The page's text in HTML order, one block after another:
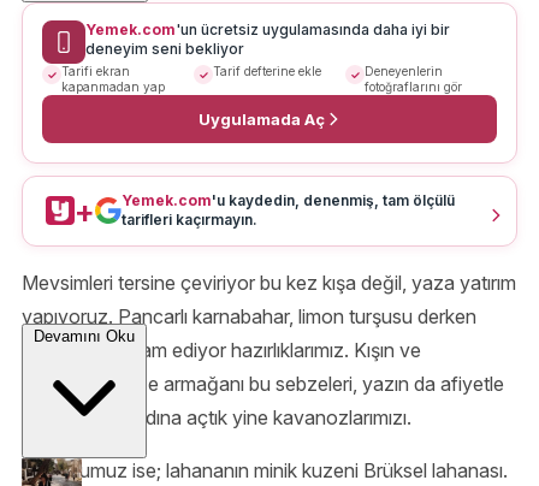
Yemek.com'un ücretsiz uygulamasında daha iyi bir
deneyim seni bekliyor
Tarifi ekran
kapanmadan yap
Tarif defterine ekle
Deneyenlerin
fotoğraflarını gör
Uygulamada Aç
+ Yemek.com'u kaydedin, denenmiş, tam ölçülü
tarifleri kaçırmayın.
Mevsimleri tersine çeviriyor bu kez kışa değil, yaza yatırım
yapıyoruz. Pancarlı karnabahar, limon turşusu derken
ufak ufak devam ediyor hazırlıklarımız. Kışın ve
sonbaharın bize armağanı bu sebzeleri, yazın da afiyetle
tüketebilmek adına açtık yine kavanozlarımızı.
Konuğumuz ise; lahananın minik kuzeni Brüksel lahanası.
Devamını Oku